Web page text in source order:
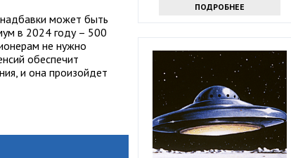
может быть
в 2024 году – 500
не нужно
обеспечит
и она произойдет
ПОДРОБНЕЕ